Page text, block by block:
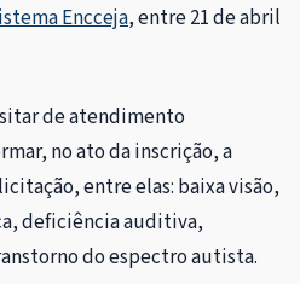
Encceja, entre 21 de abril
de atendimento
no ato da inscrição, a
entre elas: baixa visão,
deficiência auditiva,
do espectro autista.